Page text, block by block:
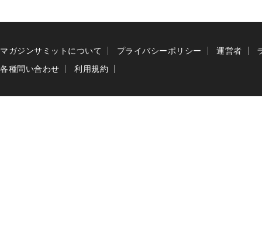
マガジンサミットについて プライバシーポリシー 運営者
各種問い合わせ
利用規約